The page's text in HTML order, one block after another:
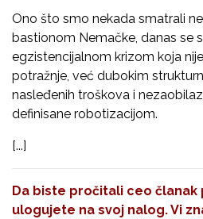
Ono što smo nekada smatrali
bastionom Nemačke, danas se
egzistencijalnom krizom koja
potražnje, već dubokim
nasleđenih troškova i
definisane robotizacijom.
[...]
Da biste pročitali ceo
ulogujete na svoj nalog. Vi